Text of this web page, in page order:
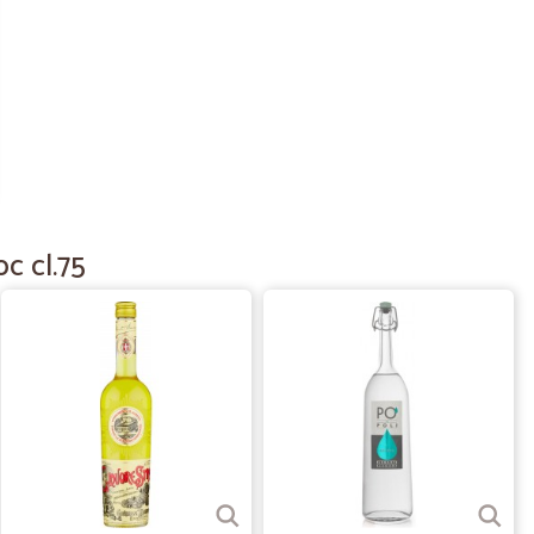
perfette. Servizio clienti disponibilissimo. Tutto
cl.75